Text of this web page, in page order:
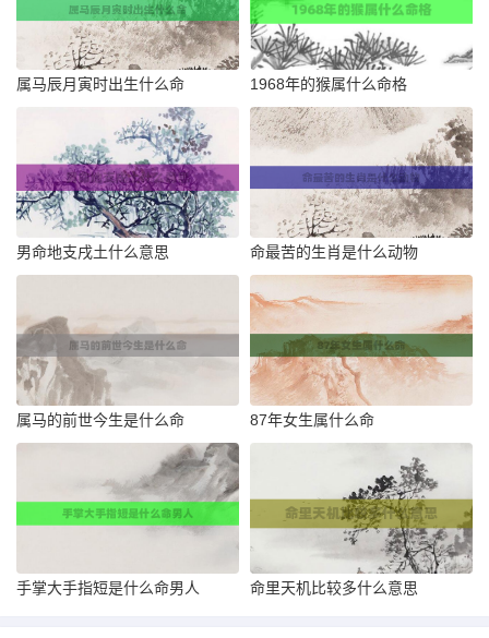
属马辰月寅时出生什么命 1968年的猴属什么命格
男命地支戌土什么意思 命最苦的生肖是什么动物
属马的前世今生是什么命 87年女生属什么命
手掌大手指短是什么命男人 命里天机比较多什么意思